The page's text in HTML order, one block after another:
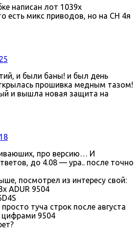
написан лот 1039x
есть микс приводов, но на СН 4я
и были баны! и был день
прошивка медным тазом!
и вышла новая защита на
про версию… И
до 4.08 — ура.. после точно
посмотрел из интересу свой:
ADUR 9504
туча строк после августа
9504